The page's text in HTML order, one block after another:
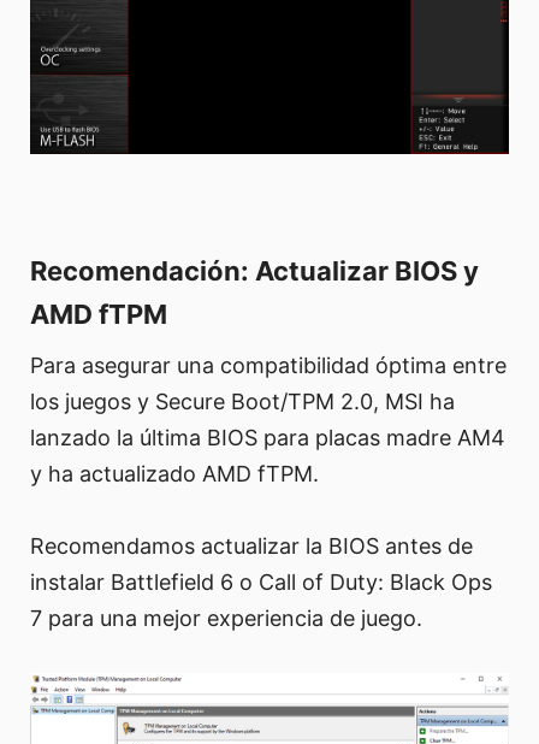
Recomendación: Actualizar BIOS y
AMD fTPM
Para asegurar una compatibilidad óptima entre
los juegos y Secure Boot/TPM 2.0, MSI ha
lanzado la última BIOS para placas madre AM4
y ha actualizado AMD fTPM.
Recomendamos actualizar la BIOS antes de
instalar Battlefield 6 o Call of Duty: Black Ops
7 para una mejor experiencia de juego.